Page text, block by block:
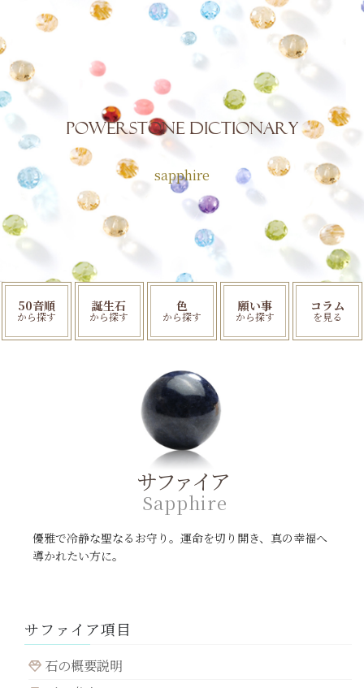
POWERSTONE Dictionary
sapphire
50音順
から探す
誕生石
から探す
色
から探す
願い事
から探す
コラム
を見る
サファイア
S a p p h i r e
優雅で冷静な聖なるお守り。運命を切り開き、真の幸福へ
導かれたい方に。
サファイア項目
石の概要説明